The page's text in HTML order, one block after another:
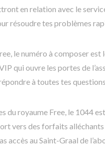
en relation avec le
résoudre tes problèmes
le numéro à composer est
qui ouvre les portes de
à toutes tes
du royaume Free, le 1044
vers des forfaits
accès au Saint-Graal de